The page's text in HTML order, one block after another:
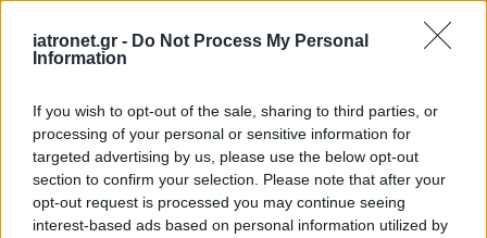
iatronet.gr - Do Not Process My Personal
Information
If you wish to opt-out of the sale, sharing to third parties, or
processing of your personal or sensitive information for
targeted advertising by us, please use the below opt-out
section to confirm your selection. Please note that after your
opt-out request is processed you may continue seeing
interest-based ads based on personal information utilized by